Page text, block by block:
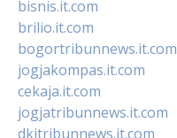
bisnis.it.com
brilio.it.com
bogortribunnews.it.com
jogjakompas.it.com
cekaja.it.com
jogjatribunnews.it.com
dkitribunnews.it.com